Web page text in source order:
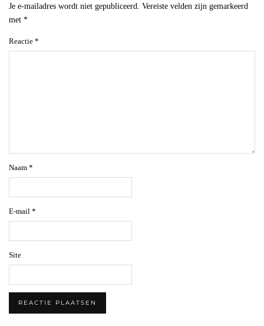
Je e-mailadres wordt niet gepubliceerd. Vereiste velden zijn gemarkeerd
met *
Reactie *
Naam *
E-mail *
Site